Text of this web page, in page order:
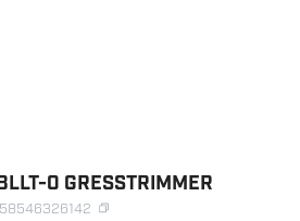
0 GRESSTRIMMER